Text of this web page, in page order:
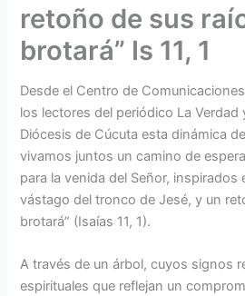
retoño de sus
brotará” Is 11, 1
Desde el Centro de
los lectores del periódico La Verdad
Diócesis de Cúcuta esta dinámica
vivamos juntos un camino de
para la venida del Señor, inspirados
vástago del tronco de Jesé, y un
brotará” (Isaías 11, 1).
A través de un árbol, cuyos signos
espirituales que reflejan un